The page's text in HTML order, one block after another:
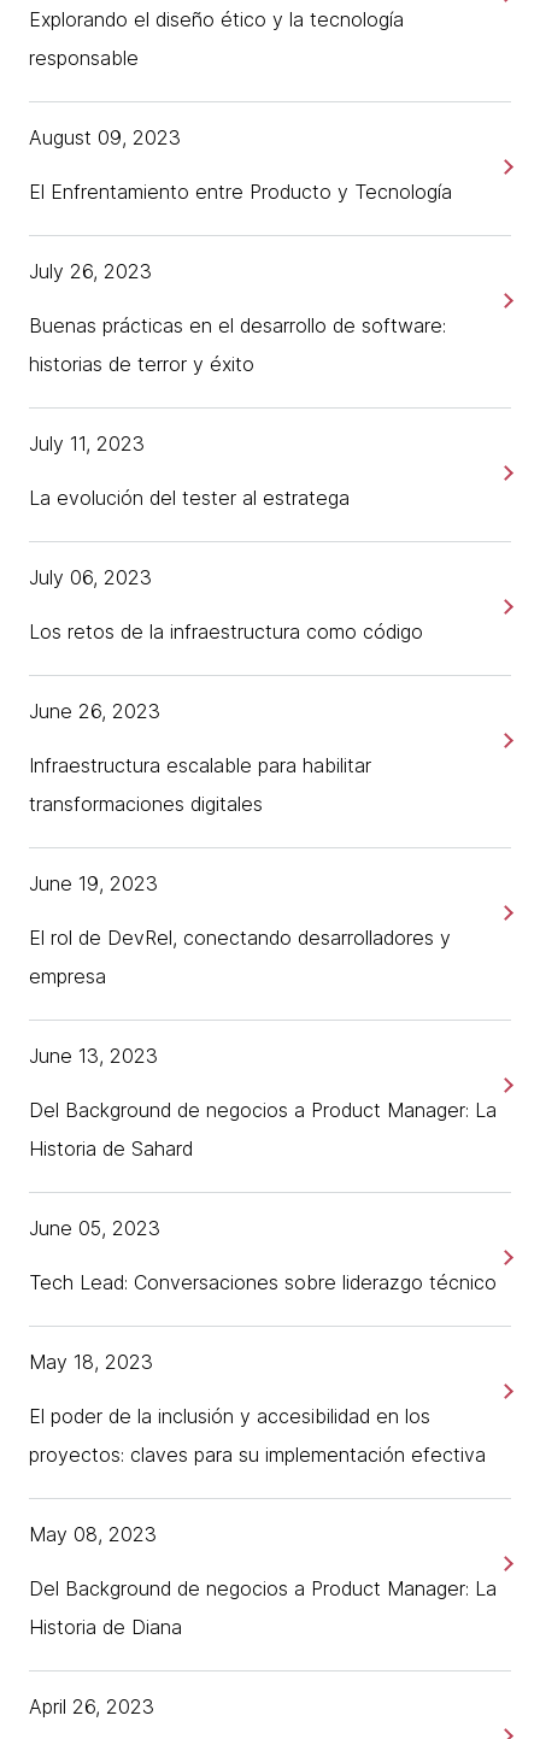
Explorando el diseño ético y la tecnología
responsable
El Enfrentamiento entre Producto y Tecnología
August 09, 2023
Buenas prácticas en el desarrollo de software:
historias de terror y éxito
July 26, 2023
La evolución del tester al estratega
July 11, 2023
Los retos de la infraestructura como código
July 06, 2023
Infraestructura escalable para habilitar
transformaciones digitales
June 26, 2023
El rol de DevRel, conectando desarrolladores y
empresa
June 19, 2023
Del Background de negocios a Product Manager: La
Historia de Sahard
June 13, 2023
Tech Lead: Conversaciones sobre liderazgo técnico
June 05, 2023
El poder de la inclusión y accesibilidad en los
proyectos: claves para su implementación efectiva
May 18, 2023
Del Background de negocios a Product Manager: La
Historia de Diana
May 08, 2023
April 26, 2023